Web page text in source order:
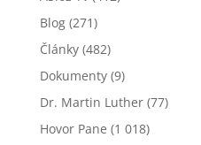
Blog(271)
Články(482)
Dokumenty(9)
Dr. Martin Luther(77)
Hovor Pane (1 018)